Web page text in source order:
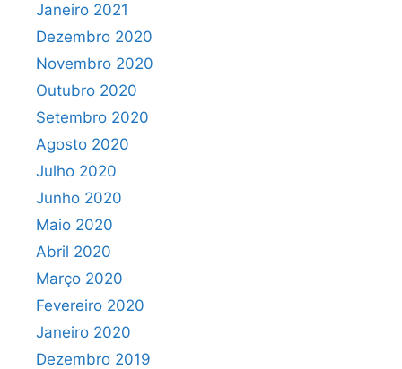
Janeiro 2021
Dezembro 2020
Novembro 2020
Outubro 2020
Setembro 2020
Agosto 2020
Julho 2020
Junho 2020
Maio 2020
Abril 2020
Março 2020
Fevereiro 2020
Janeiro 2020
Dezembro 2019